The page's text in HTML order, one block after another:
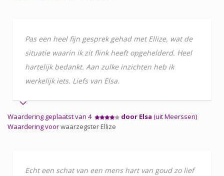
Pas een heel fijn gesprek gehad met Ellize, wat de
situatie waarin ik zit flink heeft opgehelderd. Heel
hartelijk bedankt. Aan zulke inzichten heb ik
werkelijk iets. Liefs van Elsa.
Waardering geplaatst van 4 door Elsa (uit Meerssen)
Waardering voorwaarzegster Ellize
Echt een schat van een mens hart van goud zo lief